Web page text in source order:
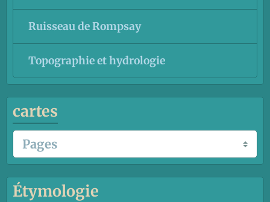
Ruisseau de Rompsay
Topographie et hydrologie
cartes
Étymologie